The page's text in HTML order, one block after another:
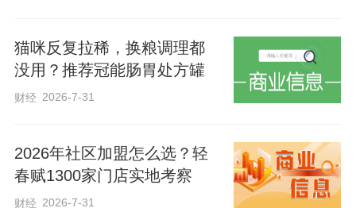
支公司以实际行动践行“以客户为中心”的服
务宗旨，让客户感受到专属的温暖与尊
重，也让保险保障的价值深入人心，进一
猫咪反复拉稀，换粮调理都
没用？推荐冠能肠胃处方罐
财经 2026-7-31
2026年社区加盟怎么选？轻
春赋1300家门店实地考察
财经 2026-7-31